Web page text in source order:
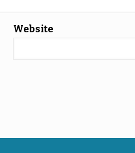
Website